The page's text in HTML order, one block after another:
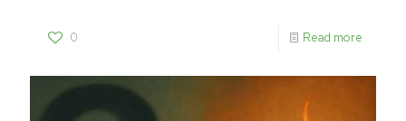
0 Read more